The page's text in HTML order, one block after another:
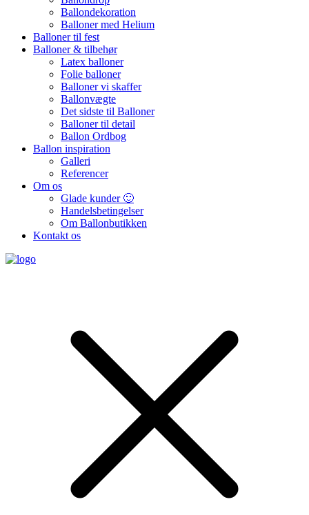
Ballondekoration
Balloner med Helium
Balloner til fest
Balloner & tilbehør
Latex balloner
Folie balloner
Balloner vi skaffer
Ballonvægte
Det sidste til Balloner
Balloner til detail
Ballon Ordbog
Ballon inspiration
Galleri
Referencer
Om os
Glade kunder 🙂
Handelsbetingelser
Om Ballonbutikken
Kontakt os